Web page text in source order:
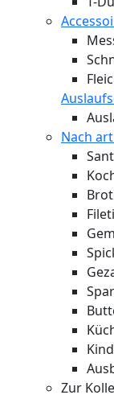
Nach
Zur